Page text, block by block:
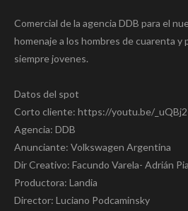
Comercial de la agencia DDB para el
homenaje a los hombres de cuarenta y
siempre jovenes.
Datos del spot
Corto cliente: https://youtu.be/
Agencia: DDB
Anunciante: Volkswagen Argentina
Dir Creativo: Facundo Varela- Adrián
Productora: Landia
Director: Luciano Podcaminsky